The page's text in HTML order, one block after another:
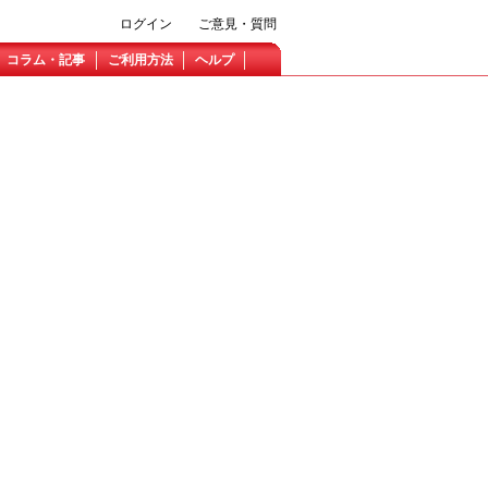
ご意見・質問
ログイン
コラム・記事 ご利用方法 ヘルプ